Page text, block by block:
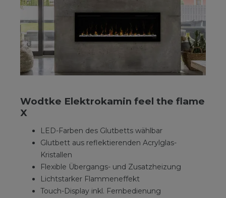
Wodtke Elektrokamin feel the flame
X
LED-Farben des Glutbetts wählbar
Glutbett aus reflektierenden Acrylglas-
Kristallen
Flexible Übergangs- und Zusatzheizung
Lichtstarker Flammeneffekt
Touch-Display inkl. Fernbedienung